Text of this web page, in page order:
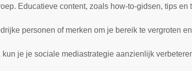
Educatieve content, zoals how-to-gidsen, tips en
personen of merken om je bereik te vergroten
je je sociale mediastrategie aanzienlijk